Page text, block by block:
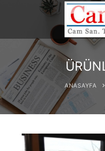
ANASAYFA
HAKKIMIZDA
ÜRÜNLERİMİZ
PROJELERİMİZ
İLETİŞİM
ANASAYFA